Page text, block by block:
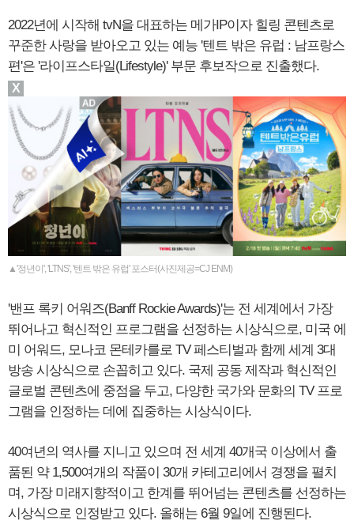
2022년에 시작해 tvN을 대표하는 메가IP이자 힐링 콘텐츠로
꾸준한 사랑을 받아오고 있는 예능 '텐트 밖은 유럽 : 남프랑스
편'은 '라이프스타일(Lifestyle)' 부문 후보작으로 진출했다.
▲'정년이', 'LTNS', '텐트 밖은 유럽' 포스터(사진제공=CJ ENM)
'밴프 록키 어워즈(Banff Rockie Awards)'는 전 세계에서 가장
뛰어나고 혁신적인 프로그램을 선정하는 시상식으로, 미국 에
미 어워드, 모나코 몬테카를로 TV 페스티벌과 함께 세계 3대
방송 시상식으로 손꼽히고 있다. 국제 공동 제작과 혁신적인
글로벌 콘텐츠에 중점을 두고, 다양한 국가와 문화의 TV 프로
그램을 인정하는 데에 집중하는 시상식이다.
40여년의 역사를 지니고 있으며 전 세계 40개국 이상에서 출
품된 약 1,500여개의 작품이 30개 카테고리에서 경쟁을 펼치
며, 가장 미래지향적이고 한계를 뛰어넘는 콘텐츠를 선정하는
시상식으로 인정받고 있다. 올해는 6월 9일에 진행된다.
X